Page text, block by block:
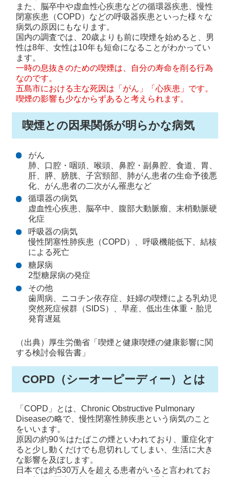
また、脳卒中や虚血性心疾患などの循環器疾患、慢性
閉塞疾患（COPD）などの呼吸器疾患といった様々な
病気の原因にもなります。
国内の調査では、20歳よりも前に喫煙を始めると、男
性は8年、女性は10年も短命になることがわかってい
ます。
一時の息抜きのための喫煙は、自分の寿命を削る行為
なのです。
五島市における主な死因は「がん」「心疾患」です。
喫煙の影響も少なからずあると考えられます。
喫煙との因果関係が明らかな病気
がん
肺、口腔・咽頭、喉頭、鼻腔・副鼻腔、食道、胃、
肝、膵、膀胱、子宮頸部、肺がん患者の生命予後悪
化、がん患者の二次がん罹患など
循環器の病気
虚血性心疾患、脳卒中、腹部大動脈瘤、末梢動脈硬
化症
呼吸器の病気
慢性閉塞性肺疾患（COPD）、呼吸機能低下、結核
による死亡
糖尿病
2型糖尿病の発症
その他
歯周病、ニコチン依存症、妊婦の喫煙による乳幼児
突然死症候群（SIDS）、早産、低出生体重・胎児
発育遅延
（出典）厚生労働省「喫煙と健康喫煙の健康影響に関
する検討会報告書」
COPD（シーオーピーディー）とは
「COPD」とは、Chronic Obstructive Pulmonary
Diseaseの略で、慢性閉塞性肺疾患という病気のこと
をいいます。
原因の約90％はたばこの煙といわれており、重症化す
ると少し動くだけでも息切れしてしまい、生活に大き
な影響を及ぼします。
日本では約530万人を超える患者がいると言われてお